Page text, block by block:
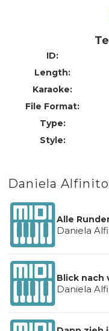
ID:
Length:
Karaoke:
File Format:
Type:
Style:
Daniela
Alle
Daniela
Blick nach
Daniela